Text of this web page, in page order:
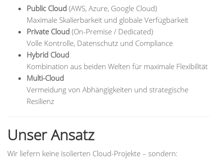
Public Cloud (AWS, Azure, Google Cloud)
Maximale Skalierbarkeit und globale Verfügbarkeit
Private Cloud (On-Premise / Dedicated)
Volle Kontrolle, Datenschutz und Compliance
Hybrid Cloud
Kombination aus beiden Welten für maximale Flexibilität
Multi-Cloud
Vermeidung von Abhängigkeiten und strategische
Resilienz
Unser Ansatz
Wir liefern keine isolierten Cloud-Projekte – sondern: